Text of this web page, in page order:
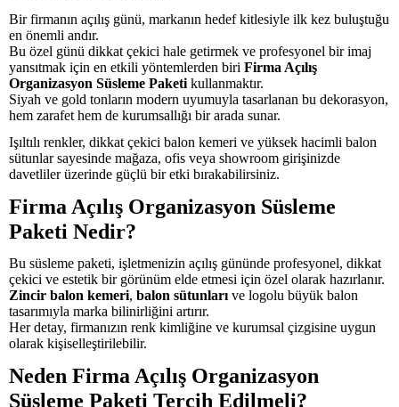
Bir firmanın açılış günü, markanın hedef kitlesiyle ilk kez buluştuğu
en önemli andır.
Bu özel günü dikkat çekici hale getirmek ve profesyonel bir imaj
yansıtmak için en etkili yöntemlerden biri Firma Açılış
Organizasyon Süsleme Paketi kullanmaktır.
Siyah ve gold tonların modern uyumuyla tasarlanan bu dekorasyon,
hem zarafet hem de kurumsallığı bir arada sunar.
Işıltılı renkler, dikkat çekici balon kemeri ve yüksek hacimli balon
sütunlar sayesinde mağaza, ofis veya showroom girişinizde
davetliler üzerinde güçlü bir etki bırakabilirsiniz.
Firma Açılış Organizasyon Süsleme
Paketi Nedir?
Bu süsleme paketi, işletmenizin açılış gününde profesyonel, dikkat
çekici ve estetik bir görünüm elde etmesi için özel olarak hazırlanır.
Zincir balon kemeri, balon sütunları ve logolu büyük balon
tasarımıyla marka bilinirliğini artırır.
Her detay, firmanızın renk kimliğine ve kurumsal çizgisine uygun
olarak kişiselleştirilebilir.
Neden Firma Açılış Organizasyon
Süsleme Paketi Tercih Edilmeli?